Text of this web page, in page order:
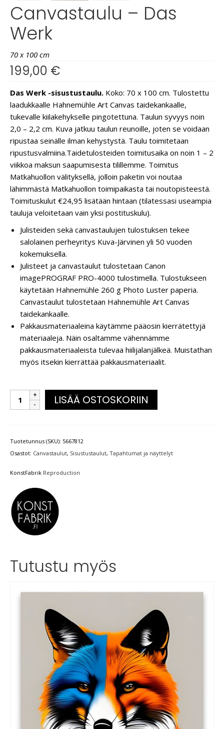
Canvastaulu – Das
Werk
70 x 100 cm
199,00 €
Das Werk -sisustustaulu. Koko: 70 x 100 cm. Tulostettu
laadukkaalle Hahnemühle Art Canvas taidekankaalle,
tukevalle kiilakehykselle pingotettuna. Taulun syvyys noin
2,0 – 2,2 cm. Kuva jatkuu taulun reunoille, joten se voidaan
ripustaa seinälle ilman kehystystä. Taulu toimitetaan
ripustusvalmiina.Taidetulosteiden toimitusaika on noin 1 – 2
viikkoa maksun saapumisesta tilillemme. Toimitus
Matkahuollon välityksellä, jolloin paketin voi noutaa
lähimmästä Matkahuollon toimipaikasta tai noutopisteestä.
Toimituskulut €24,95 lisätään hintaan (tilatessasi useampia
tauluja veloitetaan vain yksi postituskulu).
Julisteiden sekä canvastaulujen tulostuksen tekee
salolainen perheyritys Kuva-Järvinen yli 50 vuoden
kokemuksella.
Julisteet ja canvastaulut tulostetaan Canon
imagePROGRAF PRO-4000 tulostimella. Tulostukseen
käytetään Hahnemühle 260 g Photo Luster paperia.
Canvastaulut tulostetaan Hahnemühle Art Canvas
taidekankaalle.
Pakkausmateriaaleina käytämme pääosin kierrätettyjä
materiaaleja. Näin osaltamme vähennämme
pakkausmateriaaleista tulevaa hiilijalanjälkeä. Muistathan
myös itsekin kierrättää pakkausmateriaalit.
LISÄÄ OSTOSKORIIN
Tuotetunnus (SKU): 5667812
Osastot: Canvastaulut, Sisustustaulut, Tapahtumat ja näyttelyt
KonstFabrik Reproduction
Tutustu myös